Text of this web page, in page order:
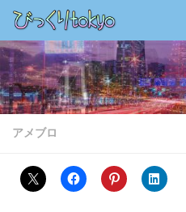
コンテンツの下
アメブロ